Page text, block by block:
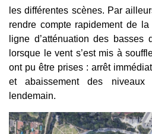
les différentes scènes. Par
rendre compte rapidement de
ligne d’atténuation des
lorsque le vent s’est mis à
ont pu être prises : arrêt
et abaissement des niveaux
lendemain.